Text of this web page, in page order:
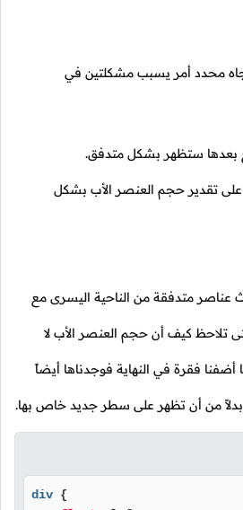
محدد أمر يسبب مشكلتين في
بعدها ستظهر بشكل متدفق.
تقدير حجم العنصر الأب بشكل
عناصر متدفقة من الناحية اليسرى مع
تلاحظ كيف أن حجم العنصر الأب لا
فقرة في النهاية فوجدناها أيضاً
من أن تظهر على سطر جديد خاص بها.
div {